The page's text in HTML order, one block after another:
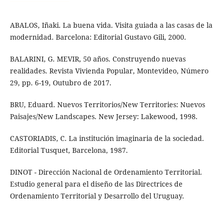
ABALOS, Iñaki. La buena vida. Visita guiada a las casas de la
modernidad. Barcelona: Editorial Gustavo Gili, 2000.
BALARINI, G. MEVIR, 50 años. Construyendo nuevas
realidades. Revista Vivienda Popular, Montevideo, Número
29, pp. 6-19, Outubro de 2017.
BRU, Eduard. Nuevos Territorios/New Territories: Nuevos
Paisajes/New Landscapes. New Jersey: Lakewood, 1998.
CASTORIADIS, C. La institución imaginaria de la sociedad.
Editorial Tusquet, Barcelona, 1987.
DINOT - Dirección Nacional de Ordenamiento Territorial.
Estudio general para el diseño de las Directrices de
Ordenamiento Territorial y Desarrollo del Uruguay.